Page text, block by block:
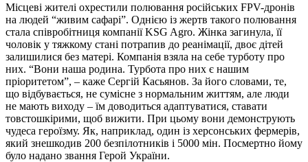
Місцеві жителі охрестили полювання російських FPV-дронів
на людей “живим сафарі”. Однією із жертв такого полювання
стала співробітниця компанії KSG Agrо. Жінка загинула, її
чоловік у тяжкому стані потрапив до реанімації, двоє дітей
залишилися без матері. Компанія взяла на себе турботу про
них. “Вони наша родина. Турбота про них є нашим
пріоритетом”, – каже Сергій Касьянов. За його словами, те,
що відбувається, не сумісне з нормальним життям, але люди
не мають виходу – їм доводиться адаптуватися, ставати
товстошкірими, щоб вижити. При цьому вони демонструють
чудеса героїзму. Як, наприклад, один із херсонських фермерів,
який знешкодив 200 безпілотників і 5000 мін. Посмертно йому
було надано звання Герой України.